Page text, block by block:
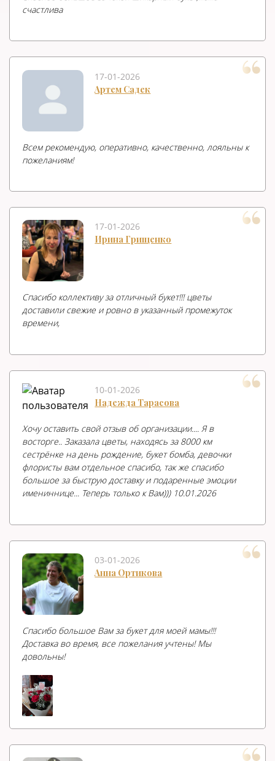
счастлива
17-01-2026
Артем Садек
Всем рекомендую, оперативно, качественно, лояльны к
пожеланиям!
17-01-2026
Ирина Грищенко
Спасибо коллективу за отличный букет!!! цветы
доставили свежие и ровно в указанный промежуток
времени,
10-01-2026
Надежда Тарасова
Хочу оставить свой отзыв об организации.... Я в
восторге.. Заказала цветы, находясь за 8000 км
сестрёнке на день рождение, букет бомба, девочки
флористы вам отдельное спасибо, так же спасибо
большое за быструю доставку и подаренные эмоции
имениннице... Теперь только к Вам))) 10.01.2026
03-01-2026
Анна Ортикова
Спасибо большое Вам за букет для моей мамы!!!
Доставка во время, все пожелания учтены! Мы
довольны!